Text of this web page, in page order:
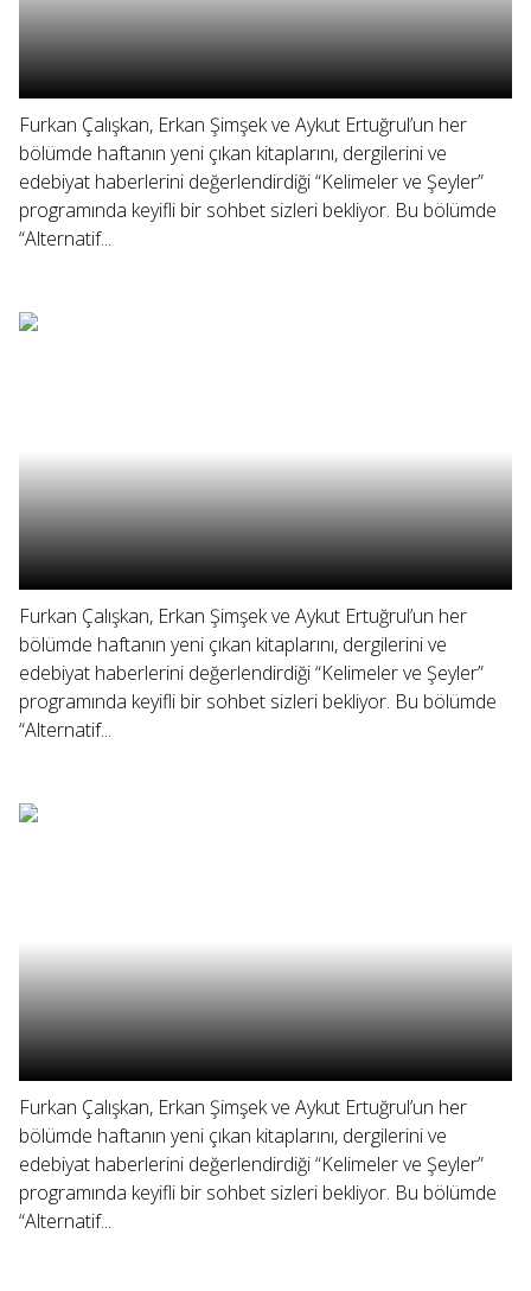
Furkan Çalışkan, Erkan Şimşek ve Aykut Ertuğrul’un her
bölümde haftanın yeni çıkan kitaplarını, dergilerini ve
edebiyat haberlerini değerlendirdiği “Kelimeler ve Şeyler”
programında keyifli bir sohbet sizleri bekliyor. Bu bölümde
“Alternatif...
Furkan Çalışkan, Erkan Şimşek ve Aykut Ertuğrul’un her
bölümde haftanın yeni çıkan kitaplarını, dergilerini ve
edebiyat haberlerini değerlendirdiği “Kelimeler ve Şeyler”
programında keyifli bir sohbet sizleri bekliyor. Bu bölümde
“Alternatif...
Furkan Çalışkan, Erkan Şimşek ve Aykut Ertuğrul’un her
bölümde haftanın yeni çıkan kitaplarını, dergilerini ve
edebiyat haberlerini değerlendirdiği “Kelimeler ve Şeyler”
programında keyifli bir sohbet sizleri bekliyor. Bu bölümde
“Alternatif...